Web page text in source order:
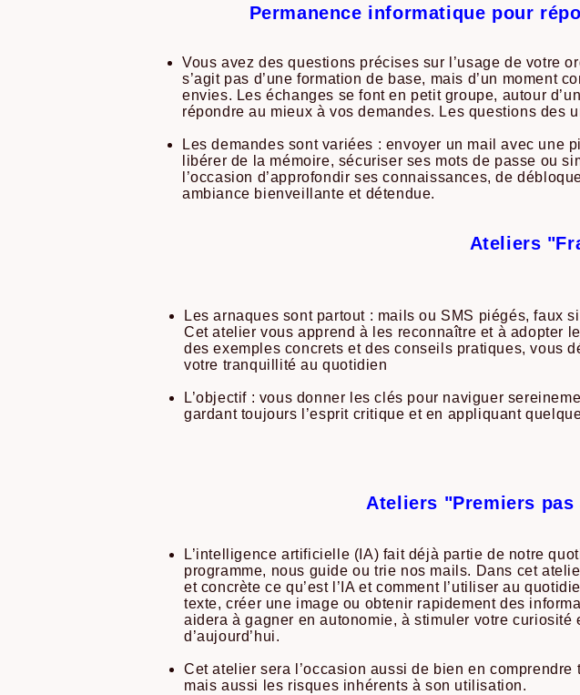
Permanence informatique pour
Vous avez des questions précises sur l’usage de votre
s’agit pas d’une formation de base, mais d’un moment
envies. Les échanges se font en petit groupe, autour
répondre au mieux à vos demandes. Les questions des
Les demandes sont variées : envoyer un mail avec
libérer de la mémoire, sécuriser ses mots de passe ou
l’occasion d’approfondir ses connaissances, de
ambiance bienveillante et détendue.
Ateliers
Les arnaques sont partout : mails ou SMS piégés, faux
Cet atelier vous apprend à les reconnaître et à adopter
des exemples concrets et des conseils pratiques, vous
votre tranquillité au quotidien
L’objectif : vous donner les clés pour naviguer
gardant toujours l’esprit critique et en appliquant
Ateliers "Premiers
L’intelligence artificielle (IA) fait déjà partie de notre
programme, nous guide ou trie nos mails. Dans cet
et concrète ce qu’est l’IA et comment l’utiliser au
texte, créer une image ou obtenir rapidement des
aidera à gagner en autonomie, à stimuler votre
d’aujourd’hui.
Cet atelier sera l’occasion aussi de bien en
mais aussi les risques inhérents à son utilisation.